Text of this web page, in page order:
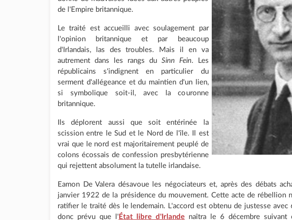
de l'Empire britannique.
Le traité est accueilli avec soulagement par
l'opinion britannique et par beaucoup
d'Irlandais, las des troubles. Mais il en va
autrement dans les rangs du Sinn Fein. Les
républicains s'indignent en particulier du
serment d'allégeance et du maintien d'un lien,
si symbolique soit-il, avec la couronne
britannique.
Ils déplorent aussi que soit entérinée la
scission entre le Sud et le Nord de l'île. Il est
vrai que le nord est majoritairement peuplé de
colons écossais de confession presbytérienne
qui rejettent absolument la tutelle irlandaise.
Eamon De Valera désavoue les négociateurs et, après des débats
janvier 1922 de la présidence du mouvement. Cette acte de rébellion
ratifier le traité dès le lendemain. L'accord est obtenu de justesse
donc prévu que l' État libre d'Irlande naîtra le 6 décembre suivant